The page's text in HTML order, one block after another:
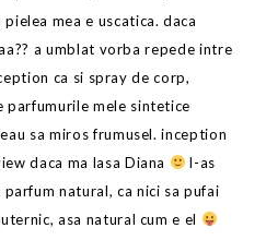
pielea mea e uscatica. daca
a umblat vorba repede intre
ca si spray de corp,
parfumurile mele sintetice
sa miros frumusel. inception
daca ma lasa Diana
l-as
natural, ca nici sa pufai
asa natural cum e el